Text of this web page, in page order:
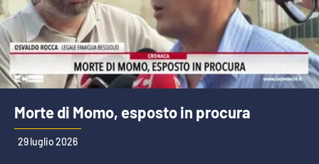
Morte di Momo, esposto in procura
29 luglio 2026